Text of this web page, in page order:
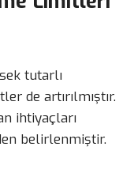
tutarlı
de artırılmıştır.
ihtiyaçları
belirlenmiştir.